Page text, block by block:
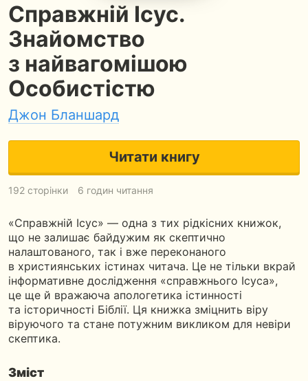
Справжній Ісус.
Знайомство
з найвагомішою
Особистістю
Джон Бланшард
Читати книгу
192 сторінки 6 годин читання
«Справжній Ісус» — одна з тих рідкісних книжок,
що не залишає байдужим як скептично
налаштованого, так і вже переконаного
в християнських істинах читача. Це не тільки вкрай
інформативне дослідження «справжнього Ісуса»,
це ще й вражаюча апологетика істинності
та історичності Біблії. Ця книжка зміцнить віру
віруючого та стане потужним викликом для невіри
скептика.
Зміст